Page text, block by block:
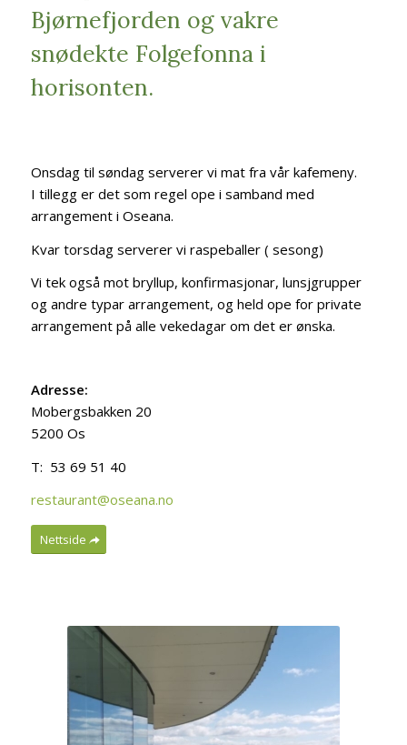
Bjørnefjorden og vakre
snødekte Folgefonna i
horisonten.
Onsdag til søndag serverer vi mat fra vår kafemeny.
I tillegg er det som regel ope i samband med
arrangement i Oseana.
Kvar torsdag serverer vi raspeballer ( sesong)
Vi tek også mot bryllup, konfirmasjonar, lunsjgrupper
og andre typar arrangement, og held ope for private
arrangement på alle vekedagar om det er ønska.
Adresse:
Mobergsbakken 20
5200 Os
T: 53 69 51 40
restaurant@oseana.no
Nettside